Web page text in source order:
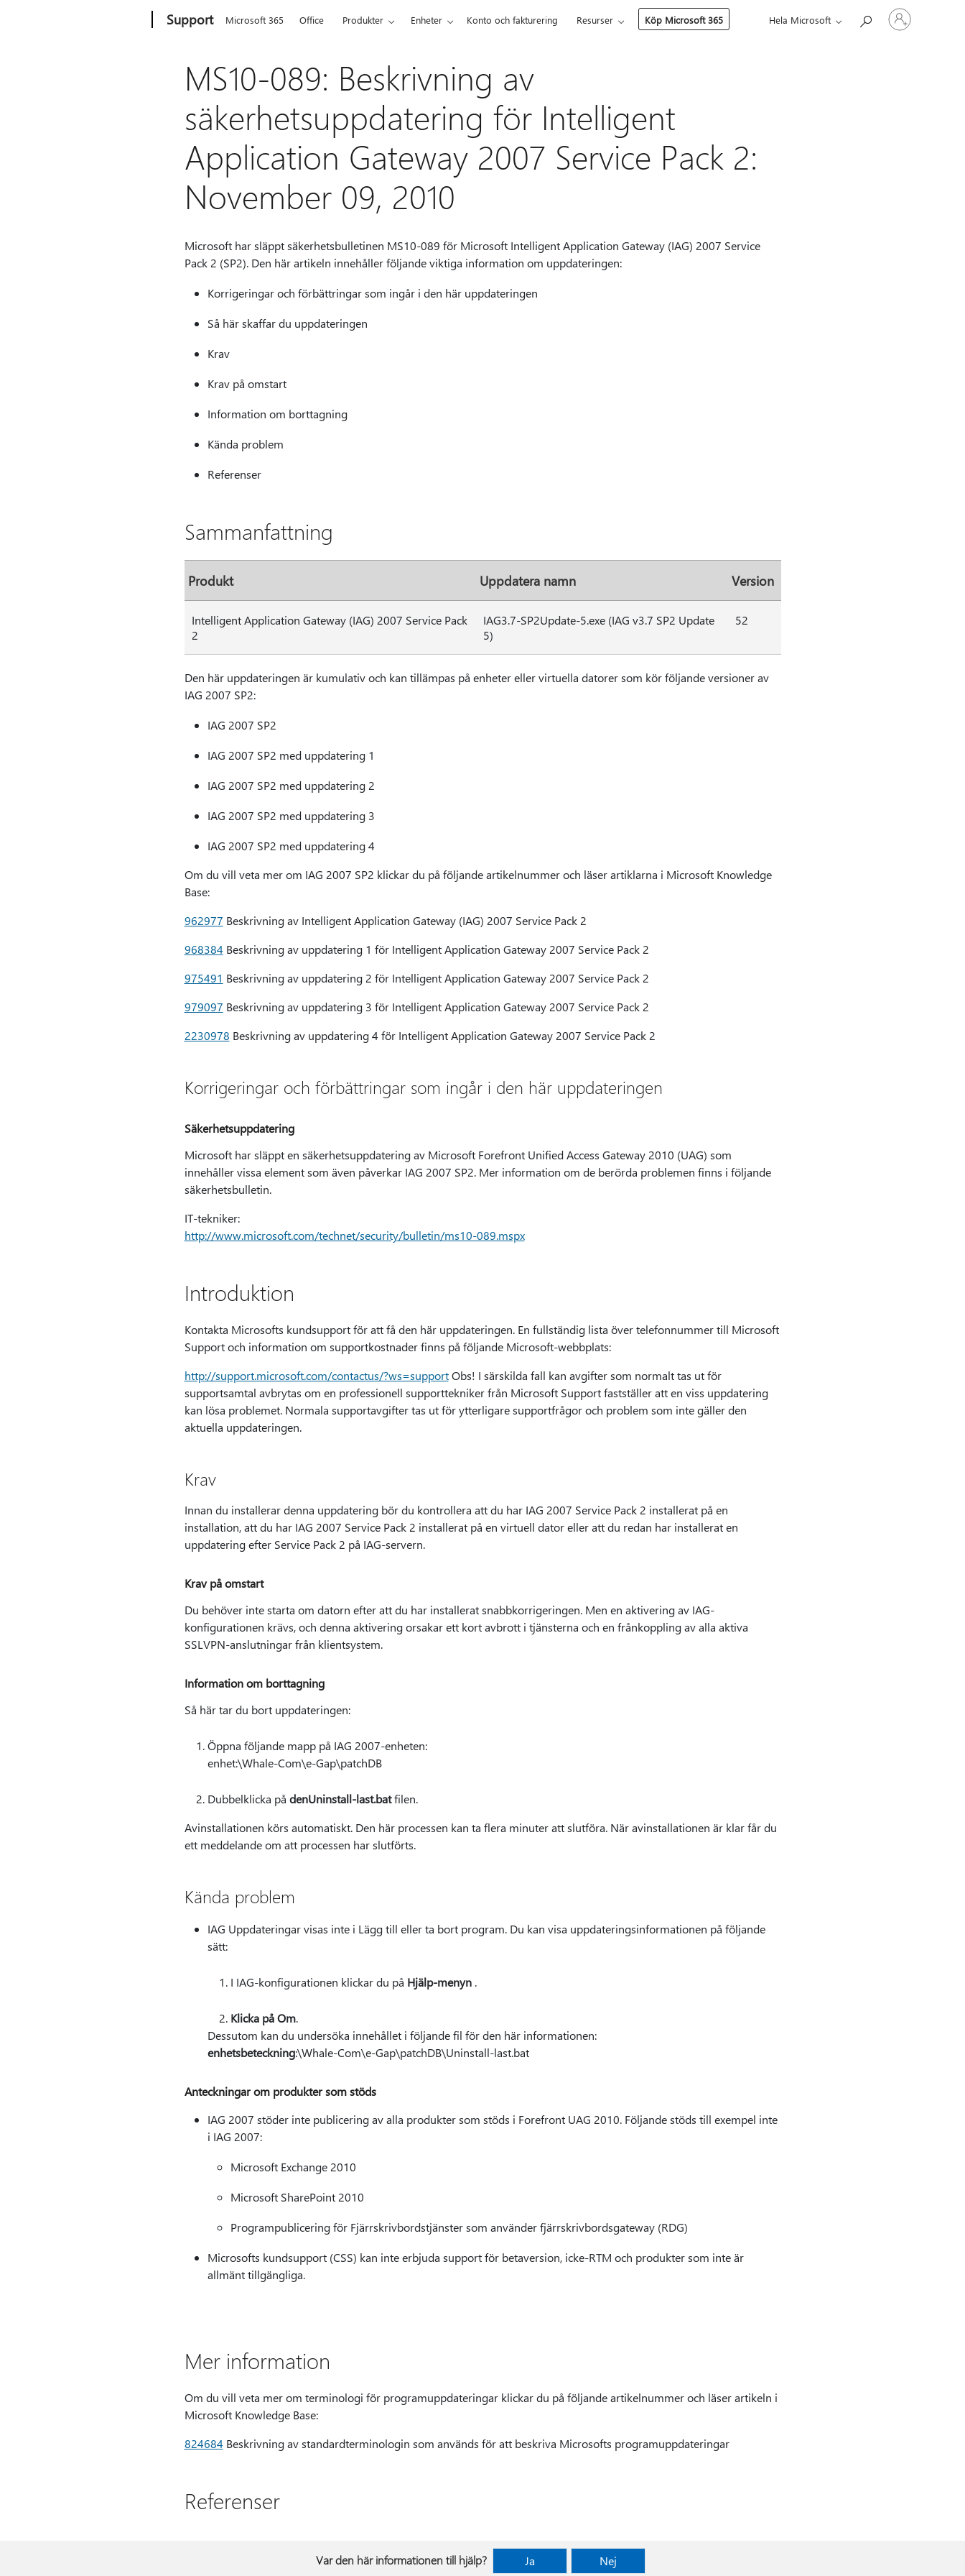
Support Microsoft 365 Office Produkter Enheter Konto och fakturering Resurser Köp Microsoft 365 Hela Microsoft
Logga
in
MS10-089: Beskrivning av
säkerhetsuppdatering för Intelligent
Application Gateway 2007 Service Pack 2:
November 09, 2010
Microsoft har släppt säkerhetsbulletinen MS10-089 för Microsoft Intelligent Application Gateway (IAG) 2007 Service
Pack 2 (SP2). Den här artikeln innehåller följande viktiga information om uppdateringen:
Korrigeringar och förbättringar som ingår i den här uppdateringen
Så här skaffar du uppdateringen
Krav
Krav på omstart
Information om borttagning
Kända problem
Referenser
Sammanfattning
Produkt Uppdatera namn Version
Intelligent Application Gateway (IAG) 2007 Service Pack
2
IAG3.7-SP2Update-5.exe (IAG v3.7 SP2 Update
5)
52
Den här uppdateringen är kumulativ och kan tillämpas på enheter eller virtuella datorer som kör följande versioner av
IAG 2007 SP2:
IAG 2007 SP2
IAG 2007 SP2 med uppdatering 1
IAG 2007 SP2 med uppdatering 2
IAG 2007 SP2 med uppdatering 3
IAG 2007 SP2 med uppdatering 4
Om du vill veta mer om IAG 2007 SP2 klickar du på följande artikelnummer och läser artiklarna i Microsoft Knowledge
Base:
962977 Beskrivning av Intelligent Application Gateway (IAG) 2007 Service Pack 2
968384 Beskrivning av uppdatering 1 för Intelligent Application Gateway 2007 Service Pack 2
975491 Beskrivning av uppdatering 2 för Intelligent Application Gateway 2007 Service Pack 2
979097 Beskrivning av uppdatering 3 för Intelligent Application Gateway 2007 Service Pack 2
2230978 Beskrivning av uppdatering 4 för Intelligent Application Gateway 2007 Service Pack 2
Korrigeringar och förbättringar som ingår i den här uppdateringen
Säkerhetsuppdatering
Microsoft har släppt en säkerhetsuppdatering av Microsoft Forefront Unified Access Gateway 2010 (UAG) som
innehåller vissa element som även påverkar IAG 2007 SP2. Mer information om de berörda problemen finns i följande
säkerhetsbulletin.
IT-tekniker:
http://www.microsoft.com/technet/security/bulletin/ms10-089.mspx
Introduktion
Kontakta Microsofts kundsupport för att få den här uppdateringen. En fullständig lista över telefonnummer till Microsoft
Support och information om supportkostnader finns på följande Microsoft-webbplats:
http://support.microsoft.com/contactus/?ws=supportObs! I särskilda fall kan avgifter som normalt tas ut för
supportsamtal avbrytas om en professionell supporttekniker från Microsoft Support fastställer att en viss uppdatering
kan lösa problemet. Normala supportavgifter tas ut för ytterligare supportfrågor och problem som inte gäller den
aktuella uppdateringen.
Krav
Innan du installerar denna uppdatering bör du kontrollera att du har IAG 2007 Service Pack 2 installerat på en
installation, att du har IAG 2007 Service Pack 2 installerat på en virtuell dator eller att du redan har installerat en
uppdatering efter Service Pack 2 på IAG-servern.
Krav på omstart
Du behöver inte starta om datorn efter att du har installerat snabbkorrigeringen. Men en aktivering av IAG-
konfigurationen krävs, och denna aktivering orsakar ett kort avbrott i tjänsterna och en frånkoppling av alla aktiva
SSLVPN-anslutningar från klientsystem.
Information om borttagning
Så här tar du bort uppdateringen:
Öppna följande mapp på IAG 2007-enheten:
enhet:\Whale-Com\e-Gap\patchDB
Dubbelklicka på denUninstall-last.batfilen.
Avinstallationen körs automatiskt. Den här processen kan ta flera minuter att slutföra. När avinstallationen är klar får du
ett meddelande om att processen har slutförts.
Kända problem
IAG Uppdateringar visas inte i Lägg till eller ta bort program. Du kan visa uppdateringsinformationen på följande
sätt:
I IAG-konfigurationen klickar du på Hjälp-menyn.
Klicka på Om.
Dessutom kan du undersöka innehållet i följande fil för den här informationen:
enhetsbeteckning:\Whale-Com\e-Gap\patchDB\Uninstall-last.bat
Anteckningar om produkter som stöds
IAG 2007 stöder inte publicering av alla produkter som stöds i Forefront UAG 2010. Följande stöds till exempel inte
i IAG 2007:
Microsoft Exchange 2010
Microsoft SharePoint 2010
Programpublicering för Fjärrskrivbordstjänster som använder fjärrskrivbordsgateway (RDG)
Microsofts kundsupport (CSS) kan inte erbjuda support för betaversion, icke-RTM och produkter som inte är
allmänt tillgängliga.
Mer information
Om du vill veta mer om terminologi för programuppdateringar klickar du på följande artikelnummer och läser artikeln i
Microsoft Knowledge Base:
824684 Beskrivning av standardterminologin som används för att beskriva Microsofts programuppdateringar
Referenser
Var den här informationen till hjälp? Ja Nej